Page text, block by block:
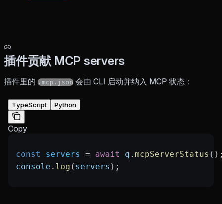
插件贡献 MCP servers
插件里的 .mcp.json 会由 CLI 启动并纳入 MCP 状态：
TypeScript Python
Copy
const servers = await q . mcpServerStatus
console . log ( servers );